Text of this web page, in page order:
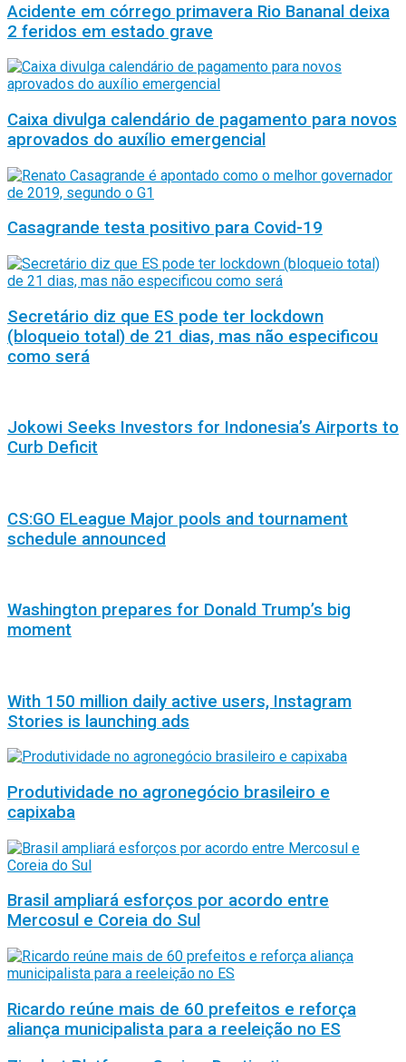
Acidente em córrego primavera Rio Bananal deixa
2 feridos em estado grave
Caixa divulga calendário de pagamento para novos
aprovados do auxílio emergencial
Casagrande testa positivo para Covid-19
Secretário diz que ES pode ter lockdown
(bloqueio total) de 21 dias, mas não especificou
como será
Jokowi Seeks Investors for Indonesia’s Airports to
Curb Deficit
CS:GO ELeague Major pools and tournament
schedule announced
Washington prepares for Donald Trump’s big
moment
With 150 million daily active users, Instagram
Stories is launching ads
Produtividade no agronegócio brasileiro e
capixaba
Brasil ampliará esforços por acordo entre
Mercosul e Coreia do Sul
Ricardo reúne mais de 60 prefeitos e reforça
aliança municipalista para a reeleição no ES